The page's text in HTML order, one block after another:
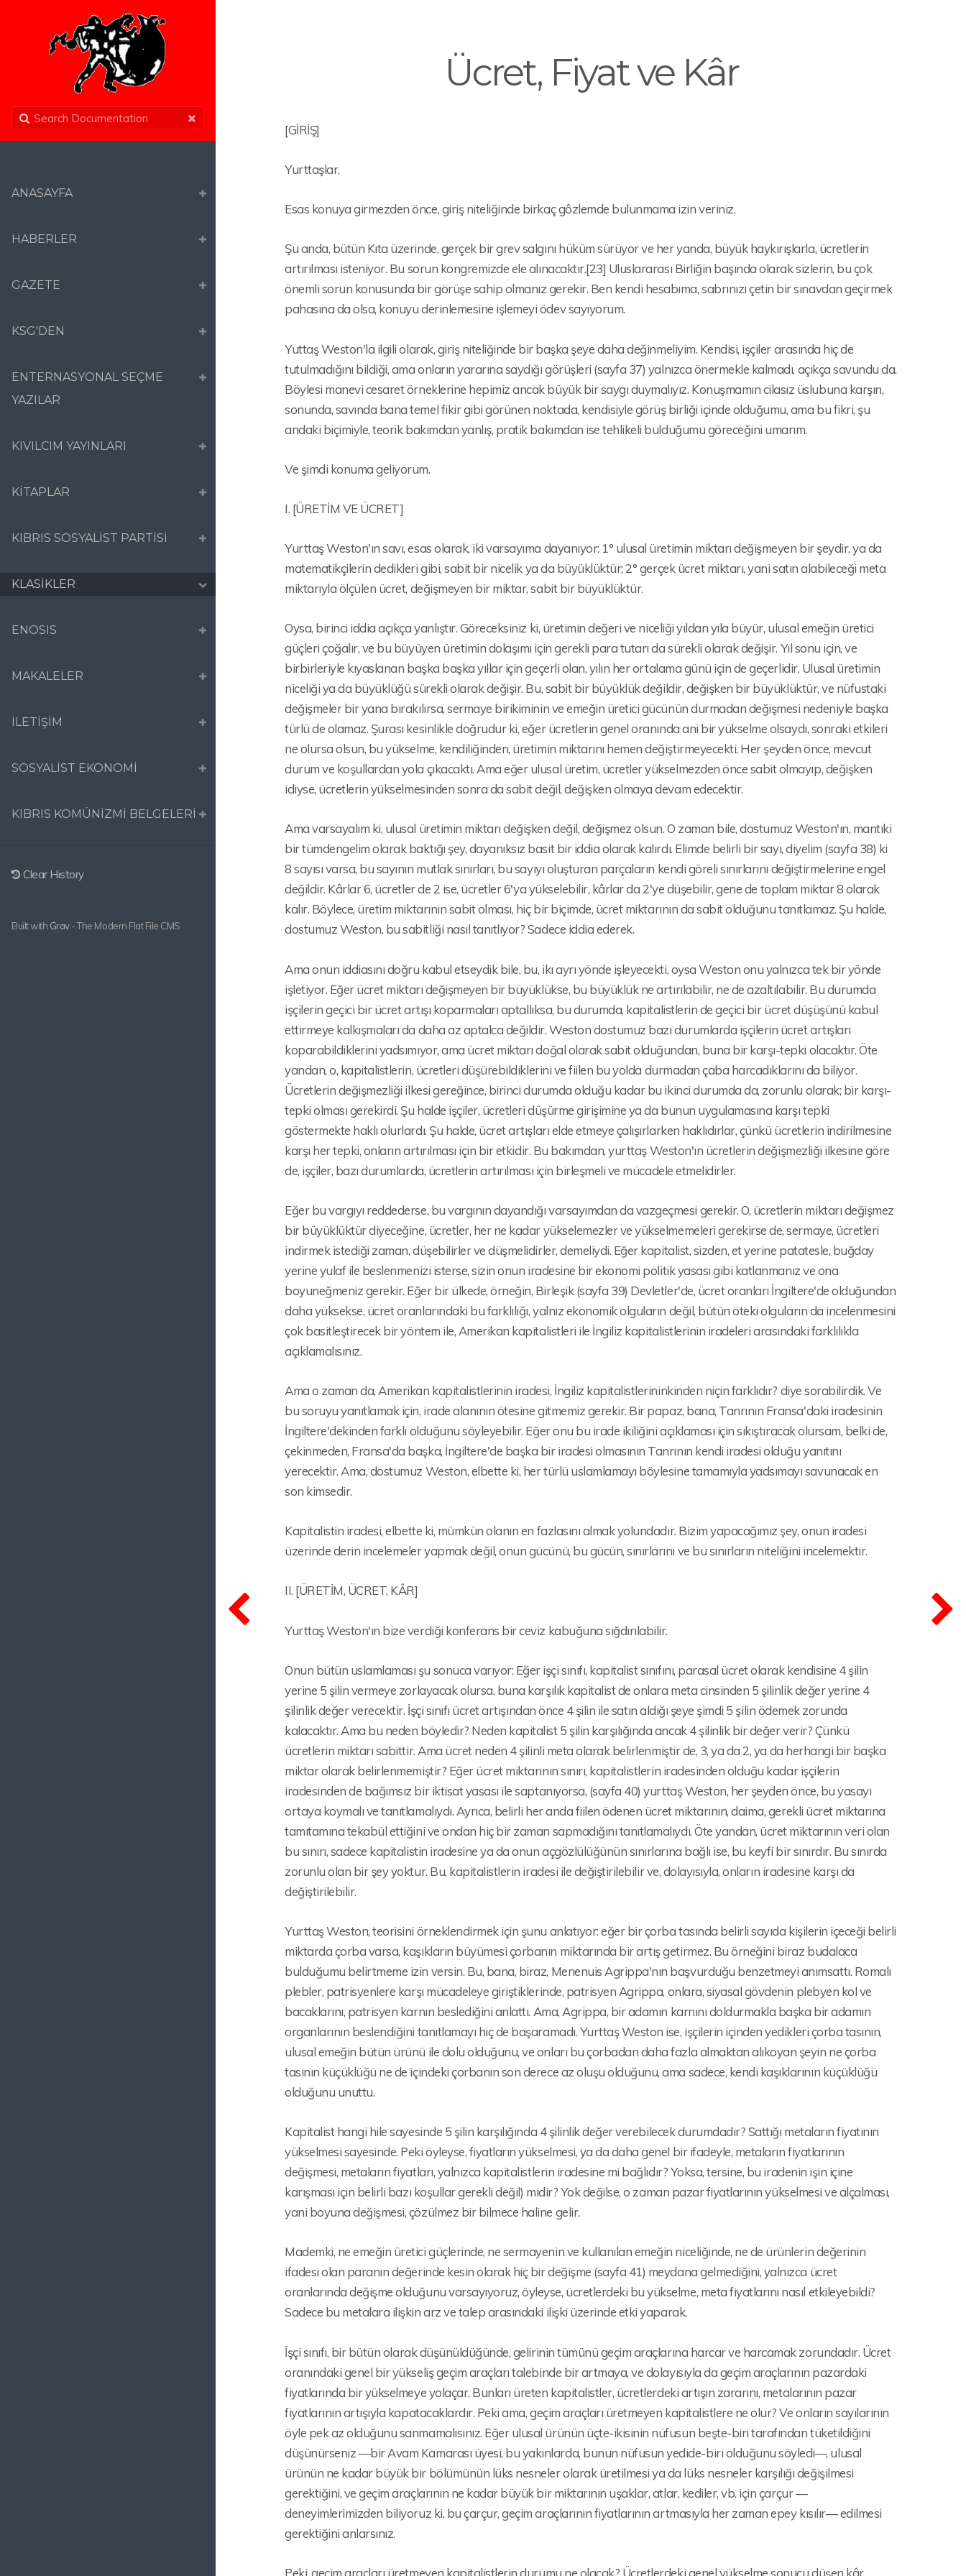
ANASAYFA
HABERLER
GAZETE
KSG'DEN
ENTERNASYONAL SEÇME
YAZILAR
KIVILCIM YAYINLARI
KİTAPLAR
KIBRIS SOSYALİST PARTİSİ
KLASİKLER
ENOSIS
MAKALELER
İLETİŞİM
SOSYALİST EKONOMİ
KIBRIS KOMÜNİZMİ BELGELERİ
Clear History
Built with Grav- The Modern Flat File CMS
Ücret, Fiyat ve Kâr
[GİRİŞ]
Yurttaşlar,
Esas konuya girmezden önce, giriş niteliğinde birkaç gôzlemde bulunmama izin veriniz.
Şu anda, bütün Kıta üzerinde, gerçek bir grev salgını hüküm sürüyor ve her yanda, büyük haykırışlarla, ücretlerin
artırılması isteniyor. Bu sorun kongremizde ele alınacaktır.[23] Uluslararası Birliğin başında olarak sizlerin, bu çok
önemli sorun konusunda bir görüşe sahip olmanız gerekir. Ben kendi hesabıma, sabrınızı çetin bir sınavdan geçirmek
pahasına da olsa, konuyu derinlemesine işlemeyi ödev sayıyorum.
Yuttaş Weston'la ilgili olarak, giriş niteliğinde bir başka şeye daha değinmeliyim. Kendisi, işçiler arasında hiç de
tutulmadığını bildiği, ama onların yararına saydığı görüşleri (sayfa 37) yalnızca önermekle kalmadı, açıkça savundu da.
Böylesi manevi cesaret örneklerine hepimiz ancak büyük bir saygı duymalıyız. Konuşmamın cilasız üslubuna karşın,
sonunda, savında bana temel fikir gibi görünen noktada, kendisiyle görüş birliği içinde olduğumu, ama bu fikri, şu
andaki biçimiyle, teorik bakımdan yanlış, pratik bakımdan ise tehlikeli bulduğumu göreceğini umarım.
Ve şimdi konuma geliyorum.
I. [ÜRETİM VE ÜCRET]
Yurttaş Weston'ın savı, esas olarak, iki varsayıma dayanıyor: 1° ulusal üretimin miktarı değişmeyen bir şeydir, ya da
matematikçilerin dedikleri gibi, sabit bir nicelik ya da büyüklüktür; 2° gerçek ücret miktarı, yani satın alabileceği meta
miktarıyla ölçülen ücret, değişmeyen bir miktar, sabit bir büyüklüktür.
Oysa, birinci iddia açıkça yanlıştır. Göreceksiniz ki, üretimin değeri ve niceliği yıldan yıla büyür, ulusal emeğin üretici
güçleri çoğalır, ve bu büyüyen üretimin dolaşımı için gerekli para tutarı da sürekli olarak değişir. Yıl sonu için, ve
birbirleriyle kıyaslanan başka başka yıllar için geçerli olan, yılın her ortalama günü için de geçerlidir. Ulusal üretimin
niceliği ya da büyüklüğü sürekli olarak değişir. Bu, sabit bir büyüklük değildir, değişken bir büyüklüktür, ve nüfustaki
değişmeler bir yana bırakılırsa, sermaye birikiminin ve emeğin üretici gücünün durmadan değişmesi nedeniyle başka
türlü de olamaz. Şurası kesinlikle doğrudur ki, eğer ücretlerin genel oranında ani bir yükselme olsaydı, sonraki etkileri
ne olursa olsun, bu yükselme, kendiliğinden, üretimin miktarını hemen değiştirmeyecekti. Her şeyden önce, mevcut
durum ve koşullardan yola çıkacaktı. Ama eğer ulusal üretim, ücretler yükselmezden önce sabit olmayıp, değişken
idiyse, ücretlerin yükselmesinden sonra da sabit değil, değişken olmaya devam edecektir.
Ama varsayalım ki, ulusal üretimin miktarı değişken değil, değişmez olsun. O zaman bile, dostumuz Weston'ın, mantıki
bir tümdengelim olarak baktığı şey, dayanıksız basit bir iddia olarak kalırdı. Elimde belirli bir sayı, diyelim (sayfa 38) ki
8 sayısı varsa, bu sayının mutlak sınırları, bu sayıyı oluşturan parçaların kendi göreli sınırlarını değiştirmelerine engel
değildir. Kârlar 6, ücretler de 2 ise, ücretler 6'ya yükselebilir, kârlar da 2'ye düşebilir, gene de toplam miktar 8 olarak
kalır. Böylece, üretim miktarının sabit olması, hiç bir biçimde, ücret miktarının da sabit olduğunu tanıtlamaz. Şu halde,
dostumuz Weston, bu sabitliği nasıl tanıtlıyor? Sadece iddia ederek.
Ama onun iddiasını doğru kabul etseydik bile, bu, ikı ayrı yönde işleyecekti, oysa Weston onu yalnızca tek bir yönde
işletiyor. Eğer ücret miktarı değişmeyen bir büyüklükse, bu büyüklük ne artırılabilir, ne de azaltılabilir. Bu durumda
işçilerin geçici bir ücret artışı koparmaları aptallıksa, bu durumda, kapitalistlerin de geçici bir ücret düşüşünü kabul
ettirmeye kalkışmaları da daha az aptalca değildir. Weston dostumuz bazı durumlarda işçilerin ücret artışları
koparabildiklerini yadsımıyor, ama ücret miktarı doğal olarak sabit olduğundan, buna bir karşı-tepki olacaktır. Öte
yandan, o, kapitalistlerin, ücretleri düşürebildiklerini ve fiilen bu yolda durmadan çaba harcadıklarını da biliyor.
Ücretlerin değişmezliği ilkesi gereğince, birinci durumda olduğu kadar bu ikinci durumda da, zorunlu olarak; bir karşı-
tepki olması gerekirdi. Şu halde işçiler, ücretleri düşürme girişimine ya da bunun uygulamasına karşı tepki
göstermekte haklı olurlardı. Şu halde, ücret artışları elde etmeye çalışırlarken haklıdırlar, çünkü ücretlerin indirilmesine
karşı her tepki, onların artırılması için bir etkidir. Bu bakımdan, yurttaş Weston'ın ücretlerin değişmezliği ilkesine göre
de, işçiler, bazı durumlarda, ücretlerin artırılması için birleşmeli ve mücadele etmelidirler.
Eğer bu vargıyı reddederse, bu vargının dayandığı varsayımdan da vazgeçmesi gerekir. O, ücretlerin miktarı değişmez
bir büyüklüktür diyeceğine, ücretler, her ne kadar yükselemezler ve yükselmemeleri gerekirse de, sermaye, ücretleri
indirmek istediği zaman, düşebilirler ve düşmelidirler, demeliydi. Eğer kapitalist, sizden, et yerine patatesle, buğday
yerine yulaf ile beslenmenizi isterse, sizin onun iradesine bir ekonomi politik yasası gibi katlanmanız ve ona
boyuneğmeniz gerekir. Eğer bir ülkede, örneğin, Birleşik (sayfa 39) Devletler'de, ücret oranları İngiltere'de olduğundan
daha yüksekse, ücret oranlarındaki bu farklılığı, yalnız ekonomik olguların değil, bütün öteki olguların da incelenmesini
çok basitleştirecek bir yöntem ile, Amerikan kapitalistleri ile İngiliz kapitalistlerinin iradeleri arasındaki farklılıkla
açıklamalısınız.
Ama o zaman da, Amerikan kapitalistlerinin iradesi, İngiliz kapitalistlerininkinden niçin farklıdır? diye sorabilirdik. Ve
bu soruyu yanıtlamak için, irade alanının ötesine gitmemiz gerekir. Bir papaz, bana, Tanrının Fransa'daki iradesinin
İngiltere'dekinden farklı olduğunu söyleyebilir. Eğer onu bu irade ikiliğini açıklaması için sıkıştıracak olursam, belki de,
çekinmeden, Fransa'da başka, İngiltere'de başka bir iradesi olmasının Tanrının kendi iradesi olduğu yanıtını
yerecektir. Ama, dostumuz Weston, elbette ki, her türlü uslamlamayı böylesine tamamıyla yadsımayı savunacak en
son kimsedir.
Kapitalistin iradesi, elbette ki, mümkün olanın en fazlasını almak yolundadır. Bizim yapacağımız şey, onun iradesi
üzerinde derin incelemeler yapmak değil, onun gücünü, bu gücün, sınırlarını ve bu sınırların niteliğini incelemektir.
II. [ÜRETİM, ÜCRET, KÂR]
Yurttaş Weston'ın bize verdiği konferans bir ceviz kabuğuna sığdırılabilir.
Onun bütün uslamlaması şu sonuca varıyor: Eğer işçi sınıfı, kapitalist sınıfını, parasal ücret olarak kendisine 4 şilin
yerine 5 şilin vermeye zorlayacak olursa, buna karşılık kapitalist de onlara meta cinsinden 5 şilinlik değer yerine 4
şilinlik değer verecektir. İşçi sınıfı ücret artışından önce 4 şilin ile satın aldığı şeye şimdi 5 şilin ödemek zorunda
kalacaktır. Ama bu neden böyledir? Neden kapitalist 5 şilin karşılığında ancak 4 şilinlik bir değer verir? Çünkü
ücretlerin miktarı sabittir. Ama ücret neden 4 şilinli meta olarak belirlenmiştir de, 3, ya da 2, ya da herhangi bir başka
miktar olarak belirlenmemiştir? Eğer ücret miktarının sınırı, kapitalistlerin iradesinden olduğu kadar işçilerin
iradesinden de bağımsız bir iktisat yasası ile saptanıyorsa, (sayfa 40) yurttaş Weston, her şeyden önce, bu yasayı
ortaya koymalı ve tanıtlamalıydı. Ayrıca, belirli her anda fiilen ödenen ücret miktarının, daima, gerekli ücret miktarına
tamıtamına tekabül ettiğini ve ondan hiç bir zaman sapmadığını tanıtlamalıydı. Öte yandan, ücret miktarının veri olan
bu sınırı, sadece kapitalistin iradesine ya da onun açgözlülüğünün sınırlarına bağlı ise, bu keyfi bir sınırdır. Bu sınırda
zorunlu olan bir şey yoktur. Bu, kapitalistlerin iradesi ile değiştirilebilir ve, dolayısıyla, onların iradesine karşı da
değiştirilebilir.
Yurttaş Weston, teorisini örneklendirmek için şunu anlatıyor: eğer bir çorba tasında belirli sayıda kişilerin içeceği belirli
miktarda çorba varsa, kaşıkların büyümesi çorbanın miktarında bir artış getirmez. Bu örneğini biraz budalaca
bulduğumu belirtmeme izin versin. Bu, bana, biraz, Menenuis Agrippa'nın başvurduğu benzetmeyi anımsattı. Romalı
plebler, patrisyenlere karşı mücadeleye giriştiklerinde, patrisyen Agrippa, onlara, siyasal gövdenin plebyen kol ve
bacaklarını, patrisyen karnın beslediğini anlattı. Ama, Agrippa, bir adamın karnını doldurmakla başka bir adamın
organlarının beslendiğini tanıtlamayı hiç de başaramadı. Yurttaş Weston ise, işçilerin içinden yedikleri çorba tasının,
ulusal emeğin bütün ürünü ile dolu olduğunu, ve onları bu çorbadan daha fazla almaktan alıkoyan şeyin ne çorba
tasının küçüklüğü ne de içindeki çorbanın son derece az oluşu olduğunu, ama sadece, kendi kaşıklarının küçüklüğü
olduğunu unuttu.
Kapitalist hangi hile sayesinde 5 şilin karşılığında 4 şilinlik değer verebilecek durumdadır? Sattığı metaların fiyatının
yükselmesi sayesinde. Peki öyleyse, fiyatların yükselmesi, ya da daha genel bir ifadeyle, metaların fiyatlarının
değişmesi, metaların fiyatları, yalnızca kapitalistlerin iradesine mi bağlıdır? Yoksa, tersine, bu iradenin işin içine
karışması için belirli bazı koşullar gerekli değil) midir? Yok değilse, o zaman pazar fiyatlarının yükselmesi ve alçalması,
yani boyuna değişmesi, çözülmez bir bilmece haline gelir.
Mademki, ne emeğin üretici güçlerinde, ne sermayenin ve kullanılan emeğin niceliğinde, ne de ürünlerin değerinin
ifadesi olan paranın değerinde kesin olarak hiç bir değişme (sayfa 41) meydana gelmediğini, yalnızca ücret
oranlarında değişme olduğunu varsayıyoruz, öyleyse, ücretlerdeki bu yükselme, meta fiyatlarını nasıl etkileyebildi?
Sadece bu metalara ilişkin arz ve talep arasındaki ilişki üzerinde etki yaparak.
İşçi sınıfı, bir bütün olarak düşünüldüğünde, gelirinin tümünü geçim araçlarına harcar ve harcamak zorundadır. Ücret
oranındaki genel bir yükseliş geçim araçları talebinde bir artmaya, ve dolayısıyla da geçim araçlarının pazardaki
fiyatlarında bir yükselmeye yolaçar. Bunları üreten kapitalistler, ücretlerdeki artışın zararını, metalarının pazar
fiyatlarının artışıyla kapatacaklardır. Peki ama, geçim araçları üretmeyen kapitalistlere ne olur? Ve onların sayılarının
öyle pek az olduğunu sanmamalısınız. Eğer ulusal ürünün üçte-ikisinin nüfusun beşte-biri tarafından tüketildiğini
düşünürseniz —bir Avam Kamarası üyesi, bu yakınlarda, bunun nüfusun yedide-biri olduğunu söyledi—, ulusal
ürünün ne kadar büyük bir bölümünün lüks nesneler olarak üretilmesi ya da lüks nesneler karşılığı değişilmesi
gerektiğini, ve geçim araçlarının ne kadar büyük bir miktarının uşaklar, atlar, kediler, vb. için çarçur —
deneyimlerimizden biliyoruz ki, bu çarçur, geçim araçlarının fiyatlarının artmasıyla her zaman epey kısılır— edilmesi
gerektiğini anlarsınız.
Peki, geçim araçları üretmeyen kapitalistlerin durumu ne olacak? Ücretlerdeki genel yükselme sonucu düşen kâr